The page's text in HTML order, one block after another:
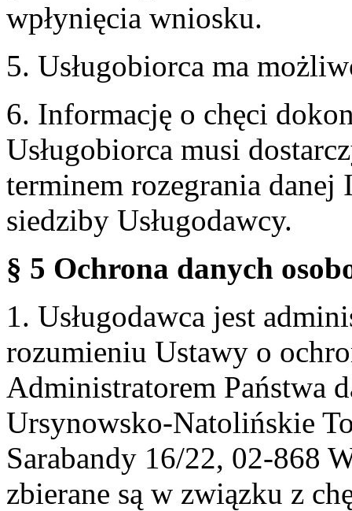
wpłynięcia wniosku.
5. Usługobiorca ma
6. Informację o chęci
Usługobiorca musi
terminem rozegrania
siedziby Usługodawcy.
§ 5 Ochrona danych
1. Usługodawca jest
rozumieniu Ustawy o
Administratorem Państwa
Ursynowsko-Natolińskie
Sarabandy 16/22, 02-868
zbierane są w związku z